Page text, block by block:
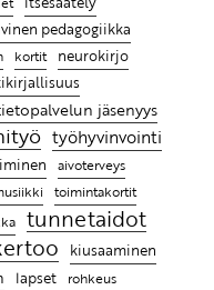
ovat tiimissäsi?
uusia taitoja
erilainen ja se
miksi lapsi
parempia keinoja
pedagogiikka
kortit neurokirjo
jäsenyys
työhyvinvointi
aivoterveys
toimintakortit
tunnetaidot
kiusaaminen
lapset rohkeus